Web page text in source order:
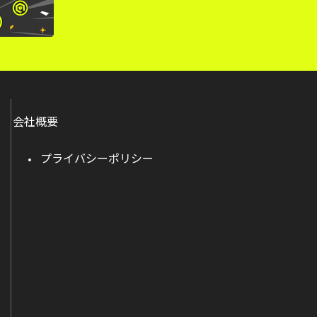
会社概要
プライバシーポリシー